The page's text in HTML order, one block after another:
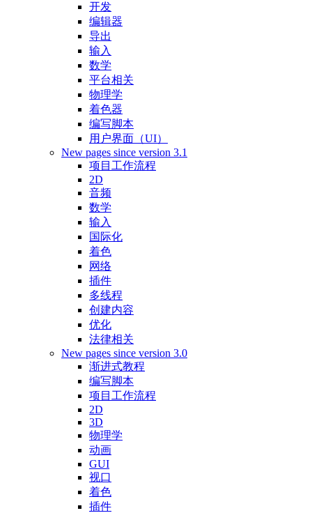
开发
编辑器
导出
输入
数学
平台相关
物理学
着色器
编写脚本
用户界面（UI）
New pages since version 3.1
项目工作流程
2D
音频
数学
输入
国际化
着色
网络
插件
多线程
创建内容
优化
法律相关
New pages since version 3.0
渐进式教程
编写脚本
项目工作流程
2D
3D
物理学
动画
GUI
视口
着色
插件